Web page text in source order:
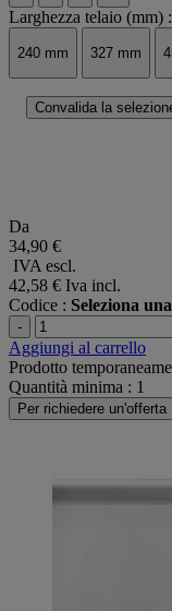
Larghezza telaio (mm) :
240 mm 327 mm
Convalida la
Da
34,90 €
IVA escl.
42,58 € Iva incl.
Codice : Seleziona
-
Aggiungi al carrello
Prodotto
Quantità minima : 1
Per richiedere un'offerta